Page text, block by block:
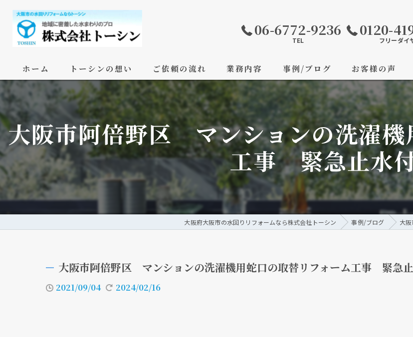
06-6772-9236
TEL
0120-
フリーダイ
ホーム トーシンの想い ご依頼の流れ 業務内容 事例/ブログ お客様の声
大阪市阿倍野区 マンションの洗濯機
工事 緊急止水
大阪府大阪市の水回りリフォームなら株式会社トーシン 事例/ブログ 大
大阪市阿倍野区 マンションの洗濯機用蛇口の取替リフォーム工事 緊急
2021/09/04 2024/02/16